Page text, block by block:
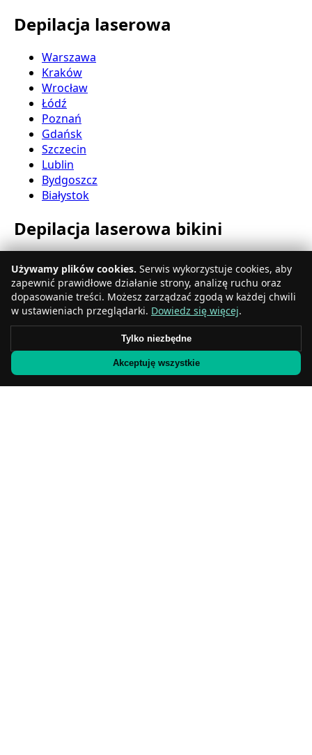
Depilacja laserowa
Warszawa
Kraków
Wrocław
Łódź
Poznań
Gdańsk
Szczecin
Lublin
Bydgoszcz
Białystok
Depilacja laserowa bikini
Katowice
Gdynia
Częstochowa
Radom
Rzeszów
Sosnowiec
Gliwice
Używamy plików cookies. Serwis wykorzystuje cookies, aby
zapewnić prawidłowe działanie strony, analizę ruchu oraz
dopasowanie treści. Możesz zarządzać zgodą w każdej chwili
w ustawieniach przeglądarki. Dowiedz się więcej.
Tylko niezbędne
Akceptuję wszystkie